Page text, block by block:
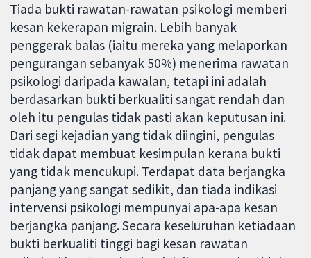
Tiada bukti rawatan-rawatan psikologi memberi
kesan kekerapan migrain. Lebih banyak
penggerak balas (iaitu mereka yang melaporkan
pengurangan sebanyak 50%) menerima rawatan
psikologi daripada kawalan, tetapi ini adalah
berdasarkan bukti berkualiti sangat rendah dan
oleh itu pengulas tidak pasti akan keputusan ini.
Dari segi kejadian yang tidak diingini, pengulas
tidak dapat membuat kesimpulan kerana bukti
yang tidak mencukupi. Terdapat data berjangka
panjang yang sangat sedikit, dan tiada indikasi
intervensi psikologi mempunyai apa-apa kesan
berjangka panjang. Secara keseluruhan ketiadaan
bukti berkualiti tinggi bagi kesan rawatan